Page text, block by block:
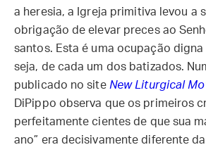
a heresia, a Igreja primitiva levou a
obrigação de elevar preces ao
santos. Esta é uma ocupação
seja, de cada um dos batizados.
publicado no site New Liturgical
DiPippo observa que os primeiros
perfeitamente cientes de que sua
ano” era decisivamente diferente